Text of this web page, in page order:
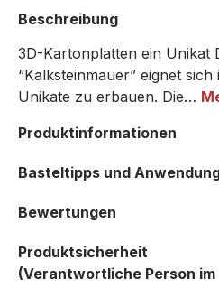
Beschreibung
3D-Kartonplatten ein Unikat
“Kalksteinmauer” eignet
Unikate zu erbauen. Die…
Produktinformationen
Basteltipps und
Bewertungen
Produktsicherheit
(Verantwortliche Person im